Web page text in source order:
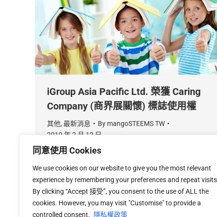
同意使用 Cookies
We use cookies on our website to give you the most relevant
experience by remembering your preferences and repeat
By clicking “Accept 接受”, you consent to the use of ALL the
cookies. However, you may visit "Customise" to provide a
controlled consent.
隱私權政策
iGroup Asia Pacific Ltd. 榮獲 Caring
Company (商界展關懷) 標誌使用權
其他, 最新消息 By mangoSTEEMS TW
2019 年 2 月 12 日
恭賀 iGroup Asia Pacific Ltd. 榮獲香港社會服務
聯會之Caring Company (商界展關懷) 標誌使用
權。